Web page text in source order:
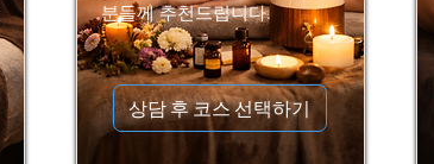
분들께 추천드립니다.
상담 후 코스 선택하기